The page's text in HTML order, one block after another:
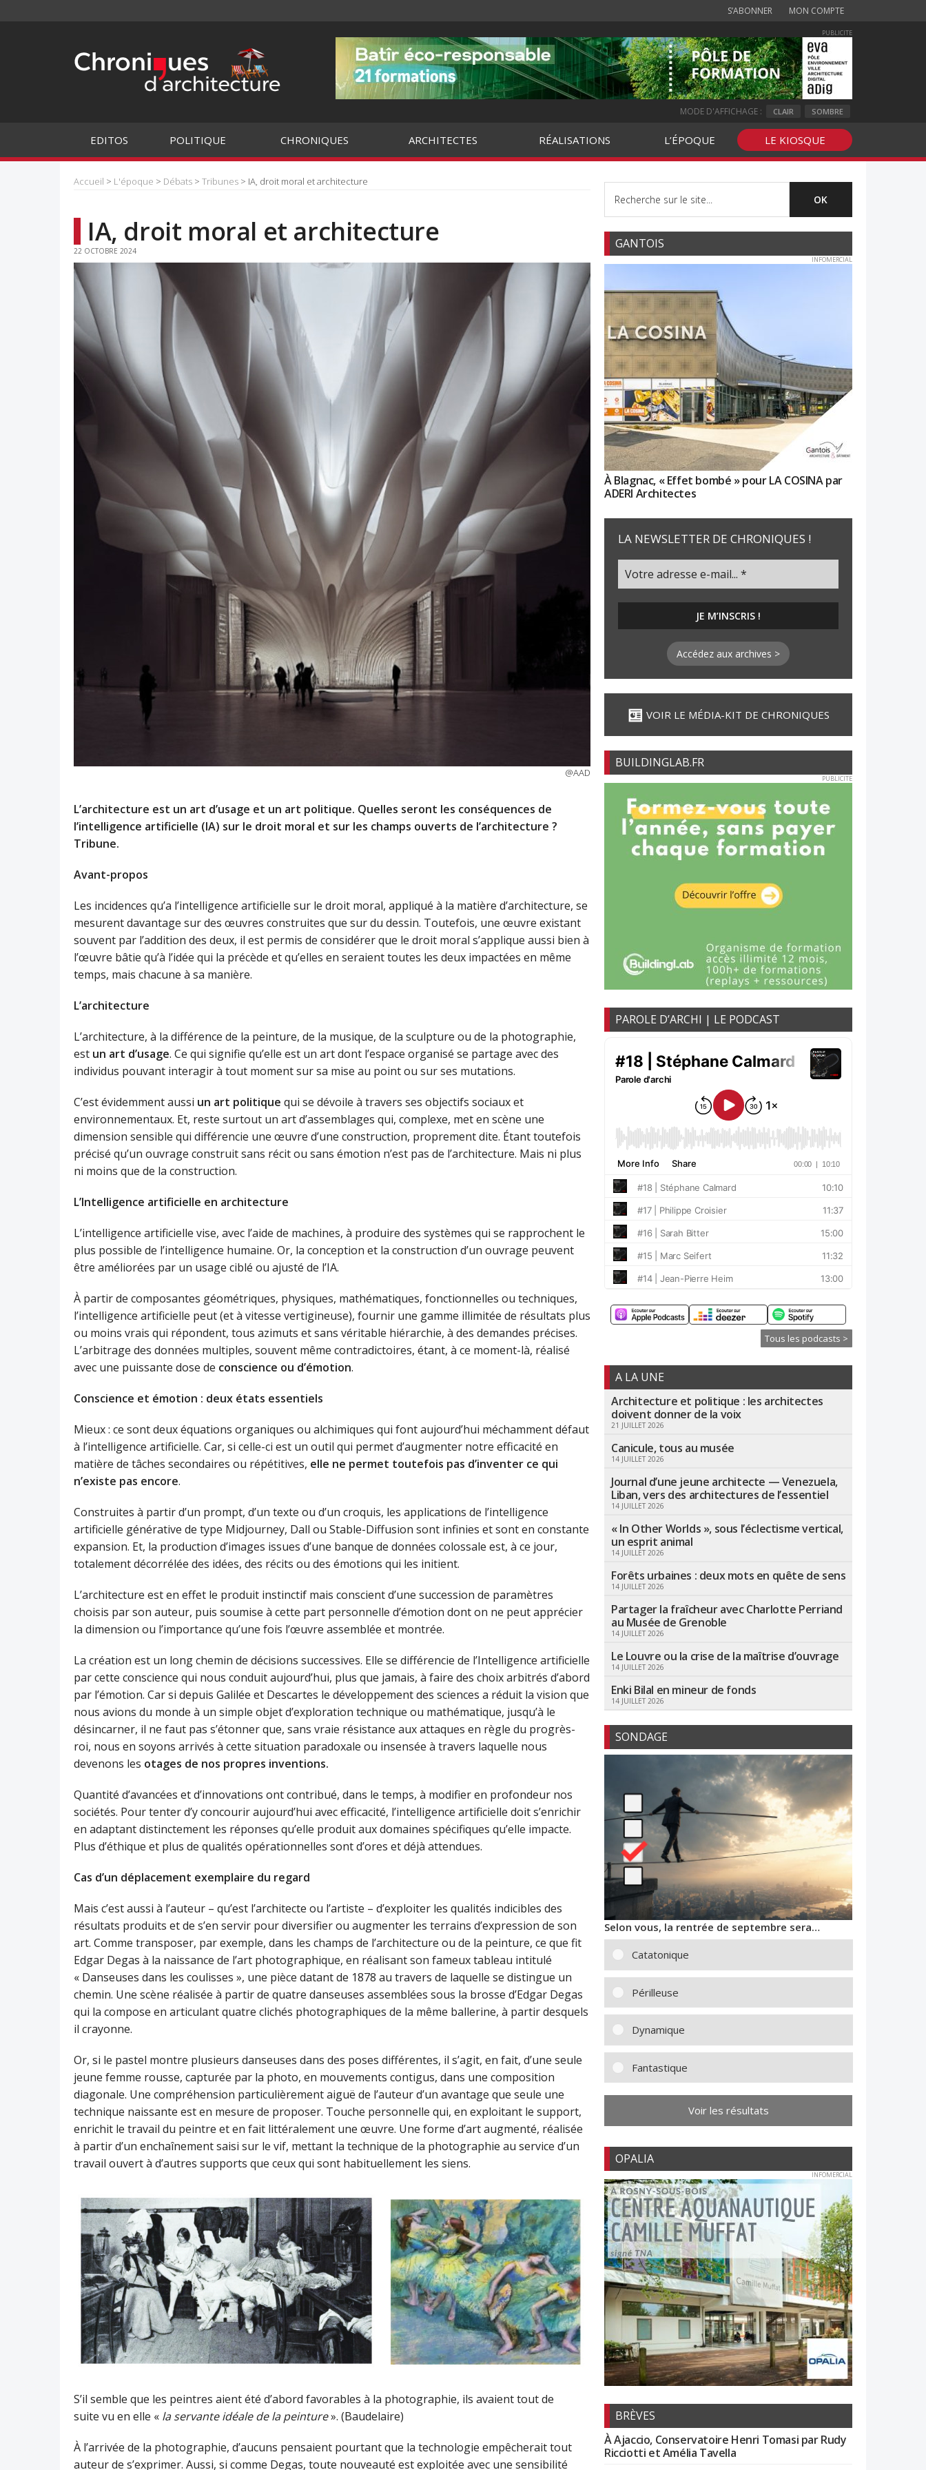
S’ABONNER MON COMPTE
PUBLICITE
MODE D'AFFICHAGE : CLAIR SOMBRE
EDITOS POLITIQUE CHRONIQUES ARCHITECTES RÉALISATIONS L’ÉPOQUE LE KIOSQUE
Accueil > L'époque > Débats > Tribunes > IA, droit moral et architecture
IA, droit moral et architecture
22 OCTOBRE 2024
@AAD
L’architecture est un art d’usage et un art politique. Quelles seront les conséquences de
l’intelligence artificielle (IA) sur le droit moral et sur les champs ouverts de l’architecture ?
Tribune.
Avant-propos
Les incidences qu’a l’intelligence artificielle sur le droit moral, appliqué à la matière d’architecture, se
mesurent davantage sur des œuvres construites que sur du dessin. Toutefois, une œuvre existant
souvent par l’addition des deux, il est permis de considérer que le droit moral s’applique aussi bien à
l’œuvre bâtie qu’à l’idée qui la précède et qu’elles en seraient toutes les deux impactées en même
temps, mais chacune à sa manière.
L’architecture
L’architecture, à la différence de la peinture, de la musique, de la sculpture ou de la photographie,
est un art d’usage. Ce qui signifie qu’elle est un art dont l’espace organisé se partage avec des
individus pouvant interagir à tout moment sur sa mise au point ou sur ses mutations.
C’est évidemment aussi un art politique qui se dévoile à travers ses objectifs sociaux et
environnementaux. Et, reste surtout un art d’assemblages qui, complexe, met en scène une
dimension sensible qui différencie une œuvre d’une construction, proprement dite. Étant toutefois
précisé qu’un ouvrage construit sans récit ou sans émotion n’est pas de l’architecture. Mais ni plus
ni moins que de la construction.
L’Intelligence artificielle en architecture
L’intelligence artificielle vise, avec l’aide de machines, à produire des systèmes qui se rapprochent le
plus possible de l’intelligence humaine. Or, la conception et la construction d’un ouvrage peuvent
être améliorées par un usage ciblé ou ajusté de l’IA.
À partir de composantes géométriques, physiques, mathématiques, fonctionnelles ou techniques,
l’intelligence artificielle peut (et à vitesse vertigineuse), fournir une gamme illimitée de résultats plus
ou moins vrais qui répondent, tous azimuts et sans véritable hiérarchie, à des demandes précises.
L’arbitrage des données multiples, souvent même contradictoires, étant, à ce moment-là, réalisé
avec une puissante dose de conscience ou d’émotion.
Conscience et émotion : deux états essentiels
Mieux : ce sont deux équations organiques ou alchimiques qui font aujourd’hui méchamment défaut
à l’intelligence artificielle. Car, si celle-ci est un outil qui permet d’augmenter notre efficacité en
matière de tâches secondaires ou répétitives, elle ne permet toutefois pas d’inventer ce qui
n’existe pas encore.
Construites à partir d’un prompt, d’un texte ou d’un croquis, les applications de l’intelligence
artificielle générative de type Midjourney, Dall ou Stable-Diffusion sont infinies et sont en constante
expansion. Et, la production d’images issues d’une banque de données colossale est, à ce jour,
totalement décorrélée des idées, des récits ou des émotions qui les initient.
L’architecture est en effet le produit instinctif mais conscient d’une succession de paramètres
choisis par son auteur, puis soumise à cette part personnelle d’émotion dont on ne peut apprécier
la dimension ou l’importance qu’une fois l’œuvre assemblée et montrée.
La création est un long chemin de décisions successives. Elle se différencie de l’Intelligence artificielle
par cette conscience qui nous conduit aujourd’hui, plus que jamais, à faire des choix arbitrés d’abord
par l’émotion. Car si depuis Galilée et Descartes le développement des sciences a réduit la vision que
nous avions du monde à un simple objet d’exploration technique ou mathématique, jusqu’à le
désincarner, il ne faut pas s’étonner que, sans vraie résistance aux attaques en règle du progrès-
roi, nous en soyons arrivés à cette situation paradoxale ou insensée à travers laquelle nous
devenons les otages de nos propres inventions.
Quantité d’avancées et d’innovations ont contribué, dans le temps, à modifier en profondeur nos
sociétés. Pour tenter d’y concourir aujourd’hui avec efficacité, l’intelligence artificielle doit s’enrichir
en adaptant distinctement les réponses qu’elle produit aux domaines spécifiques qu’elle impacte.
Plus d’éthique et plus de qualités opérationnelles sont d’ores et déjà attendues.
Cas d’un déplacement exemplaire du regard
Mais c’est aussi à l’auteur – qu’est l’architecte ou l’artiste – d’exploiter les qualités indicibles des
résultats produits et de s’en servir pour diversifier ou augmenter les terrains d’expression de son
art. Comme transposer, par exemple, dans les champs de l’architecture ou de la peinture, ce que fit
Edgar Degas à la naissance de l’art photographique, en réalisant son fameux tableau intitulé
« Danseuses dans les coulisses », une pièce datant de 1878 au travers de laquelle se distingue un
chemin. Une scène réalisée à partir de quatre danseuses assemblées sous la brosse d’Edgar Degas
qui la compose en articulant quatre clichés photographiques de la même ballerine, à partir desquels
il crayonne.
Or, si le pastel montre plusieurs danseuses dans des poses différentes, il s’agit, en fait, d’une seule
jeune femme rousse, capturée par la photo, en mouvements contigus, dans une composition
diagonale. Une compréhension particulièrement aiguë de l’auteur d’un avantage que seule une
technique naissante est en mesure de proposer. Touche personnelle qui, en exploitant le support,
enrichit le travail du peintre et en fait littéralement une œuvre. Une forme d’art augmenté, réalisée
à partir d’un enchaînement saisi sur le vif, mettant la technique de la photographie au service d’un
travail ouvert à d’autres supports que ceux qui sont habituellement les siens.
S’il semble que les peintres aient été d’abord favorables à la photographie, ils avaient tout de
suite vu en elle « la servante idéale de la peinture». (Baudelaire)
À l’arrivée de la photographie, d’aucuns pensaient pourtant que la technologie empêcherait tout
auteur de s’exprimer. Aussi, si comme Degas, toute nouveauté est exploitée avec une sensibilité
GANTOIS
INFOMERCIAL
À Blagnac, « Effet bombé » pour LA COSINA par
ADERI Architectes
LA NEWSLETTER DE CHRONIQUES !
Accédez aux archives >
VOIR LE MÉDIA-KIT DE CHRONIQUES
BUILDINGLAB.FR
PUBLICITE
PAROLE D’ARCHI | LE PODCAST
Tous les podcasts >
A LA UNE
Architecture et politique : les architectes
doivent donner de la voix
21 JUILLET 2026
Canicule, tous au musée
14 JUILLET 2026
Journal d’une jeune architecte — Venezuela,
Liban, vers des architectures de l’essentiel
14 JUILLET 2026
« In Other Worlds », sous l’éclectisme vertical,
un esprit animal
14 JUILLET 2026
Forêts urbaines : deux mots en quête de sens
14 JUILLET 2026
Partager la fraîcheur avec Charlotte Perriand
au Musée de Grenoble
14 JUILLET 2026
Le Louvre ou la crise de la maîtrise d’ouvrage
14 JUILLET 2026
Enki Bilal en mineur de fonds
14 JUILLET 2026
SONDAGE
Selon vous, la rentrée de septembre sera…
Catatonique
Périlleuse
Dynamique
Fantastique
Voir les résultats
OPALIA
INFOMERCIAL
BRÈVES
À Ajaccio, Conservatoire Henri Tomasi par Rudy
Ricciotti et Amélia Tavella